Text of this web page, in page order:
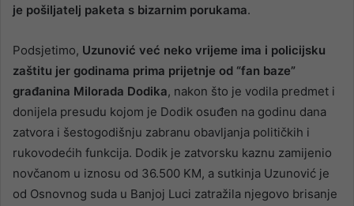
je pošiljatelj paketa s bizarnim porukama.
Podsjetimo, Uzunović već neko vrijeme ima i policijsku
zaštitu jer godinama prima prijetnje od “fan baze”
građanina Milorada Dodika, nakon što je vodila predmet i
donijela presudu kojom je Dodik osuđen na godinu dana
zatvora i šestogodišnju zabranu obavljanja političkih i
rukovodećih funkcija. Dodik je zatvorsku kaznu zamijenio
novčanom u iznosu od 36.500 KM, a sutkinja Uzunović je
od Osnovnog suda u Banjoj Luci zatražila njegovo brisanje